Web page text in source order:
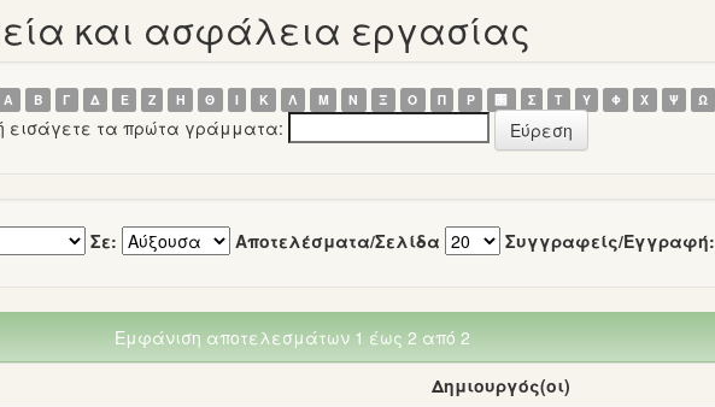
και ασφάλεια εργασίας
Α Β Γ Δ Ε Ζ Η Θ Ι Κ Λ Μ Ν Ξ Ο Π Ρ ΢ Σ Τ Υ Φ Χ Ψ Ω
εισάγετε τα πρώτα γράμματα:
Σε: Αποτελέσματα/Σελίδα Συγγραφείς/Εγγραφή:
Εμφάνιση αποτελεσμάτων 1 έως 2 από 2
Δημιουργός(οι)